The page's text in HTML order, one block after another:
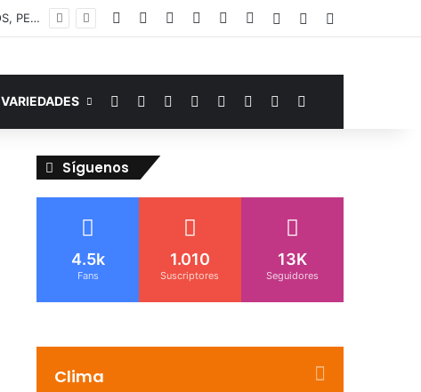
Murió de miedo: venezolano sufre un infarto durante una parada policial en Florida y expone el terror que viven miles de inmigrantes perseguidos por la presión migratoria en EE.UU. FacebookYouTubeInstagramTelegramWhatsAppGoogle Noticias
AccesoPublicación al
VARIEDADES FacebookYouTubeInstagramTelegramWhatsAppGoogle Noticias
Switch skin
Síguenos
4.5k
Fans
1.010
Suscriptores
13K
Seguidores
Clima